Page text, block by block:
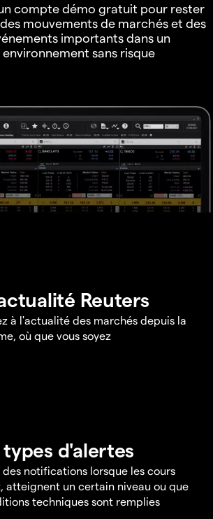
compte démo gratuit pour rester
mouvements de marchés et des
importants dans un
environnement sans risque
Reuters
à l'actualité des marchés depuis la
où que vous soyez
types d'alertes
des notifications lorsque les cours
atteignent un certain niveau ou que
techniques sont remplies